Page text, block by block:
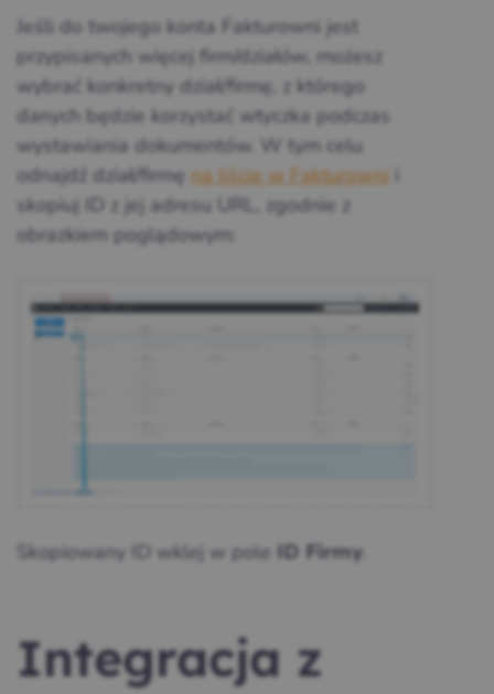
Jeśli do twojego konta Fakturowni jest
przypisanych więcej firm/działów, możesz
wybrać konkretny dział/firmę, z którego
danych będzie korzystać wtyczka podczas
wystawiania dokumentów. W tym celu
odnajdź dział/firmę na liście w Fakturowni
skopiuj ID z jej adresu URL, zgodnie z
obrazkiem poglądowym:
Skopiowany ID wklej w pole ID Firmy
Integracja z